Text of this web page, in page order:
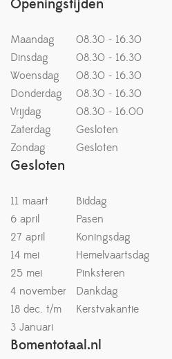
Openingstijden
Maandag
08.30 - 16.30
Dinsdag
08.30 - 16.30
Woensdag
08.30 - 16.30
Donderdag
08.30 - 16.30
Vrijdag
08.30 - 16.00
Zaterdag
Gesloten
Zondag
Gesloten
Gesloten
11 maart
Biddag
6 april
Pasen
27 april
Koningsdag
14 mei
Hemelvaartsdag
25 mei
Pinksteren
4 november
Dankdag
18 dec. t/m
Kerstvakantie
3 Januari
Bomentotaal.nl